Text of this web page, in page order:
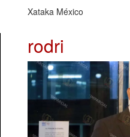
Xataka México
rodri